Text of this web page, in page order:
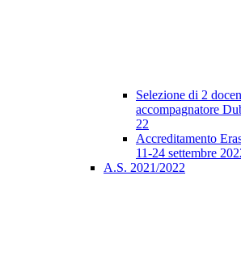
Selezione di 2
accompagnatore
22
Accreditamento
11-24 settembre
A.S. 2021/2022